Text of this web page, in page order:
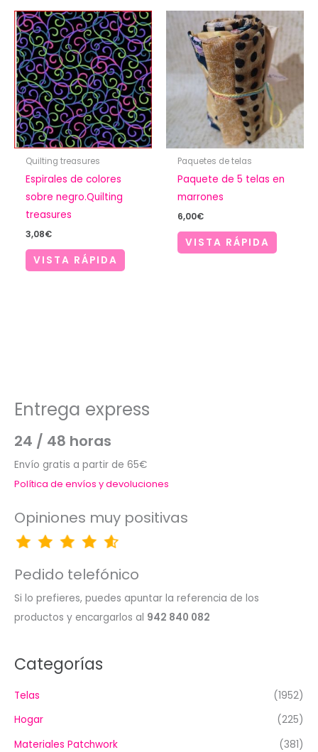
Quilting treasures
Espirales de colores
sobre negro.Quilting
treasures
3,08€
VISTA RÁPIDA
Paquetes de telas
Paquete de 5 telas en
marrones
6,00€
VISTA RÁPIDA
Entrega express
24 / 48 horas
Envío gratis a partir de 65€
Política de envíos y devoluciones
Opiniones muy positivas
Pedido telefónico
Si lo prefieres, puedes apuntar la referencia de los
productos y encargarlos al 942 840 082
Categorías
Telas
(1952)
Hogar
(225)
Materiales Patchwork
(381)